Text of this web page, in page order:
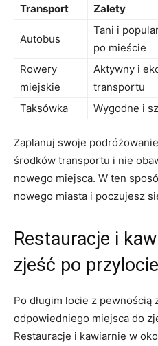
Transport Zalety
Autobus
Tani i
po mieście
Rowery
miejskie
Aktywny i
transportu
Taksówka
Wygodne i
Zaplanuj swoje
środków transportu i nie
nowego miejsca. W ten
nowego miasta ‌i poczujesz
Restauracje i
zjeść po
Po długim locie z pewnością
odpowiedniego miejsca do⁤
Restauracje i kawiarnie w‍